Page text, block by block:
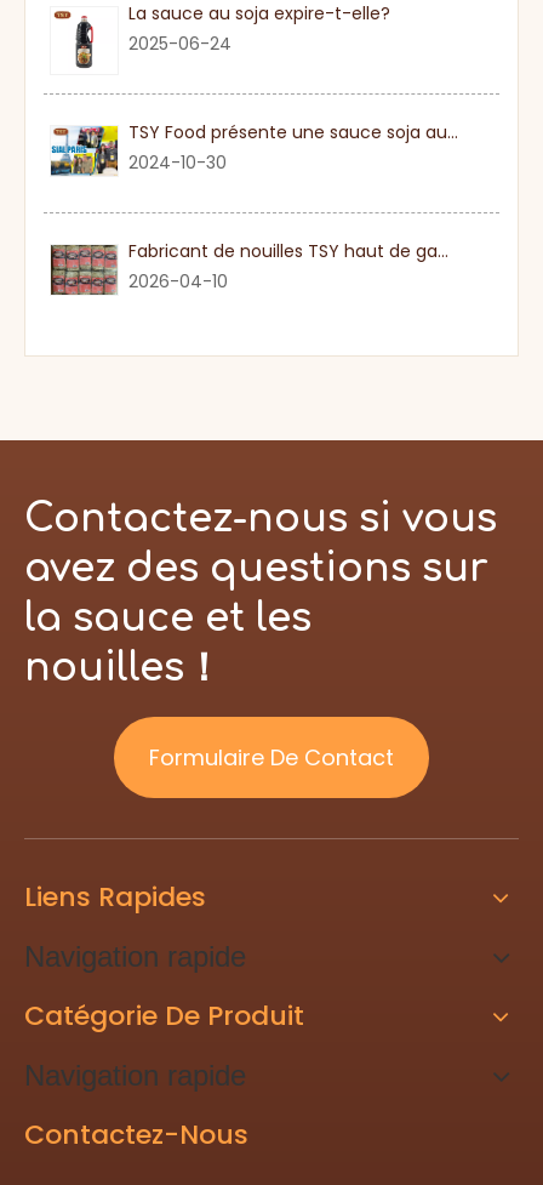
La sauce au soja expire-t-elle?
2025-06-24
TSY Food présente une sauce soja authentique au SIAL PARIS 2024
2024-10-30
Fabricant de nouilles TSY haut de gamme dans le Guangdong
2026-04-10
Contactez-nous si vous
avez des questions sur
la sauce et les
nouilles！
Formulaire De Contact
Liens Rapides
Navigation rapide
Catégorie De Produit
Navigation rapide
Contactez-Nous